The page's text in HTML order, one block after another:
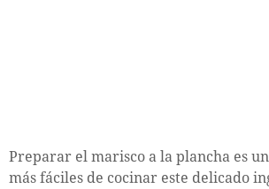
Preparar el marisco a la plancha es
más fáciles de cocinar este delicado